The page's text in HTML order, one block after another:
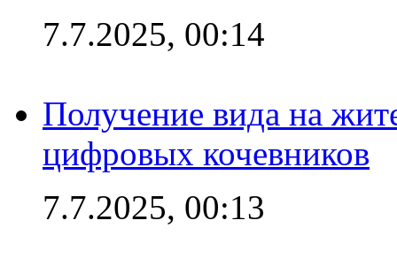
7.7.2025, 00:14
Получение вида на
цифровых кочевников
7.7.2025, 00:13